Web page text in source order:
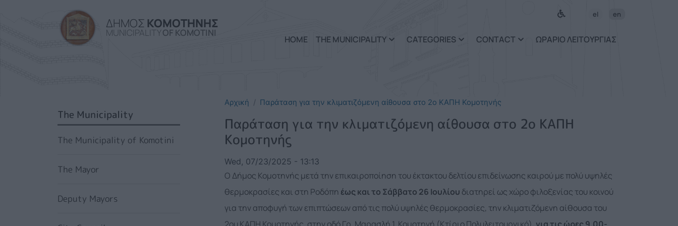
ΔΗΜΟΣ ΚΟΜΟΤΗΝΗΣ
MUNICIPALITYOF KOMOTINI
el en
HOME THE MUNICIPALITY CATEGORIES CONTACT ΩΡΑΡΙΟ ΛΕΙΤΟΥΡΓΙΑΣ
Αρχική Παράταση για την κλιματιζόμενη αίθουσα στο 2ο ΚΑΠΗ Κομοτηνής
Παράταση για την κλιματιζόμενη αίθουσα στο 2ο ΚΑΠΗ
Κομοτηνής
Wed, 07/23/2025 - 13:13
Ο Δήμος Κομοτηνής μετά την επικαιροποίηση του έκτακτου δελτίου επιδείνωσης καιρού με πολύ υψηλές
θερμοκρασίες και στη Ροδόπη έως και το Σάββατο 26 Ιουλίου διατηρεί ως χώρο φιλοξενίας του κοινού
για την αποφυγή των επιπτώσεων από τις πολύ υψηλές θερμοκρασίες, την κλιματιζόμενη αίθουσα του
SIDEBAR MENU
The Municipality
The Municipality of Komotini
The Mayor
Deputy Mayors